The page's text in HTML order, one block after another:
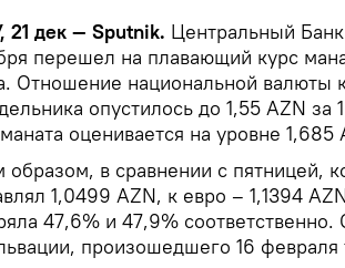
21 дек — Sputnik. Центральный
перешел на плавающий курс
Отношение национальной валюты
опустилось до 1,55 AZN
оценивается на уровне 1,685
образом, в сравнении с пятницей,
1,0499 AZN, к евро – 1,1394
47,6% и 47,9%
произошедшего 16 февраля